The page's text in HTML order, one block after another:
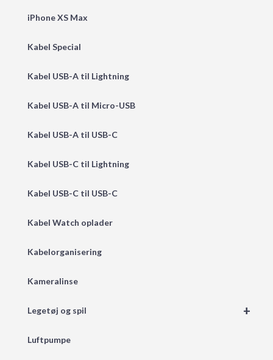
iPhone XS Max
Kabel Special
Kabel USB-A til Lightning
Kabel USB-A til Micro-USB
Kabel USB-A til USB-C
Kabel USB-C til Lightning
Kabel USB-C til USB-C
Kabel Watch oplader
Kabelorganisering
Kameralinse
+
Legetøj og spil
Luftpumpe